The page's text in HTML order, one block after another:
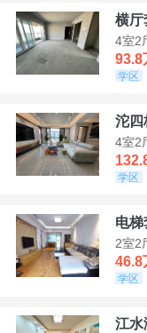
横厅
4室2
93.8
学区
沱四
4室2
学区
电梯
2室2
46.8
学区
江水